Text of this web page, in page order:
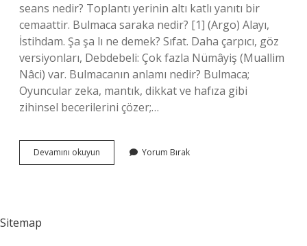
seans nedir? Toplantı yerinin altı katlı yanıtı bir
cemaattir. Bulmaca saraka nedir? [1] (Argo) Alayı,
İstihdam. Şa şa lı ne demek? Sıfat. Daha çarpıcı, göz
versiyonları, Debdebeli: Çok fazla Nümâyiş (Muallim
Nâci) var. Bulmacanın anlamı nedir? Bulmaca;
Oyuncular zeka, mantık, dikkat ve hafıza gibi
zihinsel becerilerini çözer;…
Devamını okuyun
Nedir
Yorum Bırak
Sitemap